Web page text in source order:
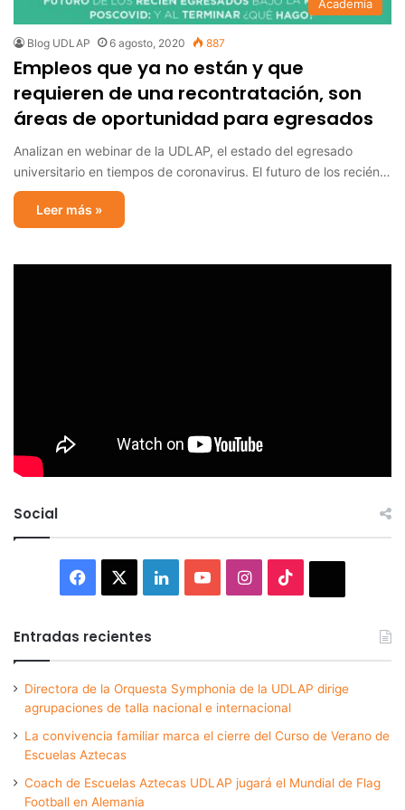
Academia
Blog UDLAP 6 agosto, 2020 887
Empleos que ya no están y que
requieren de una recontratación, son
áreas de oportunidad para egresados
Analizan en webinar de la UDLAP, el estado del egresado
universitario en tiempos de coronavirus. El futuro de los recién…
Leer más »
Social
Facebook LinkedInYouTubeInstagram
Entradas recientes
Directora de la Orquesta Symphonia de la UDLAP dirige
agrupaciones de talla nacional e internacional
La convivencia familiar marca el cierre del Curso de Verano de
Escuelas Aztecas
Coach de Escuelas Aztecas UDLAP jugará el Mundial de Flag
Football en Alemania